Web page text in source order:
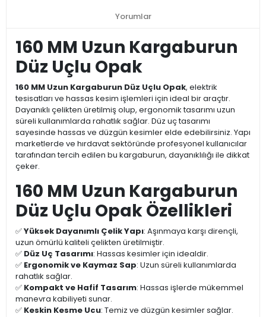
Yorumlar
160 MM Uzun Kargaburun
Düz Uçlu Opak
160 MM Uzun Kargaburun Düz Uçlu Opak, elektrik
tesisatları ve hassas kesim işlemleri için ideal bir araçtır.
Dayanıklı çelikten üretilmiş olup, ergonomik tasarımı uzun
süreli kullanımlarda rahatlık sağlar. Düz uç tasarımı
sayesinde hassas ve düzgün kesimler elde edebilirsiniz. Yapı
marketlerde ve hırdavat sektöründe profesyonel kullanıcılar
tarafından tercih edilen bu kargaburun, dayanıklılığı ile dikkat
çeker.
160 MM Uzun Kargaburun
Düz Uçlu Opak Özellikleri
✅Yüksek Dayanımlı Çelik Yapı: Aşınmaya karşı dirençli,
uzun ömürlü kaliteli çelikten üretilmiştir.
✅ Düz Uç Tasarımı: Hassas kesimler için idealdir.
✅ Ergonomik ve Kaymaz Sap: Uzun süreli kullanımlarda
rahatlık sağlar.
✅ Kompakt ve Hafif Tasarım: Hassas işlerde mükemmel
manevra kabiliyeti sunar.
✅ Keskin Kesme Ucu: Temiz ve düzgün kesimler sağlar.